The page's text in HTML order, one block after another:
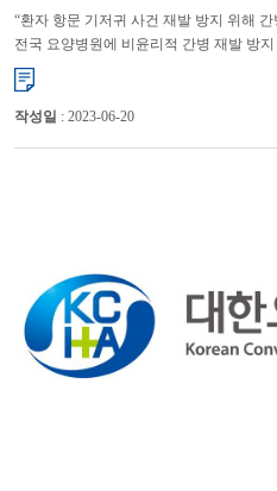
“환자 항문 기저귀 사건 재발 방지 위해
전국 요양병원에 비윤리적 간병 재발 방
는 최근 간병인이 요양병원 입원환자의 항
작성일 : 2023-06-20